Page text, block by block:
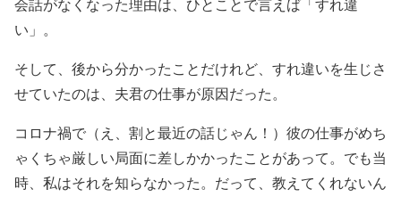
会話がなくなった理由は、ひとことで言えば「すれ違
い」。
そして、後から分かったことだけれど、すれ違いを生じさ
せていたのは、夫君の仕事が原因だった。
コロナ禍で（え、割と最近の話じゃん！）彼の仕事がめち
ゃくちゃ厳しい局面に差しかかったことがあって。でも当
時、私はそれを知らなかった。だって、教えてくれないん